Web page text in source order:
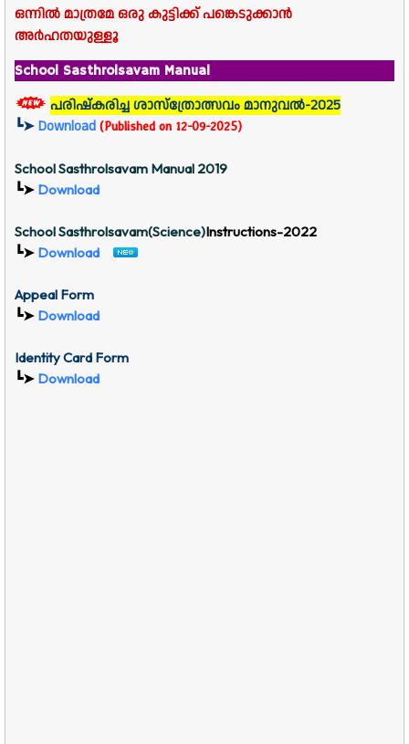
ഒന്നിൽ മാത്രമേ ഒരു കുട്ടിക്ക് പങ്കെടുക്കാൻ
അർഹതയുള്ളൂ
School Sasthrolsavam Manual
പരിഷ്കരിച്ച ശാസ്ത്രോത്സവം മാനുവൽ-2025
┗➤Download (Published on 12-09-2025)
School Sasthrolsavam Manual 2019
┗➤ Download
School Sasthrolsavam(Science)Instructions-2022
┗➤ Download
Appeal Form
┗➤ Download
Identity Card Form
┗➤ Download